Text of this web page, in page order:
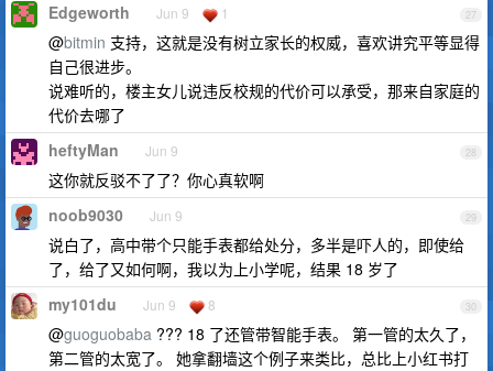
27
Edgeworth Jun 9 1
@bitmin 支持，这就是没有树立家长的权威，喜欢讲究平等显得
自己很进步。
说难听的，楼主女儿说违反校规的代价可以承受，那来自家庭的
代价去哪了
28
heftyMan Jun 9
这你就反驳不了了？你心真软啊
29
noob9030 Jun 9
说白了，高中带个只能手表都给处分，多半是吓人的，即使给
了，给了又如何啊，我以为上小学呢，结果 18 岁了
30
my101du Jun 9 8
@guoguobaba ??? 18 了还管带智能手表。 第一管的太久了，
第二管的太宽了。 她拿翻墙这个例子来类比，总比上小红书打